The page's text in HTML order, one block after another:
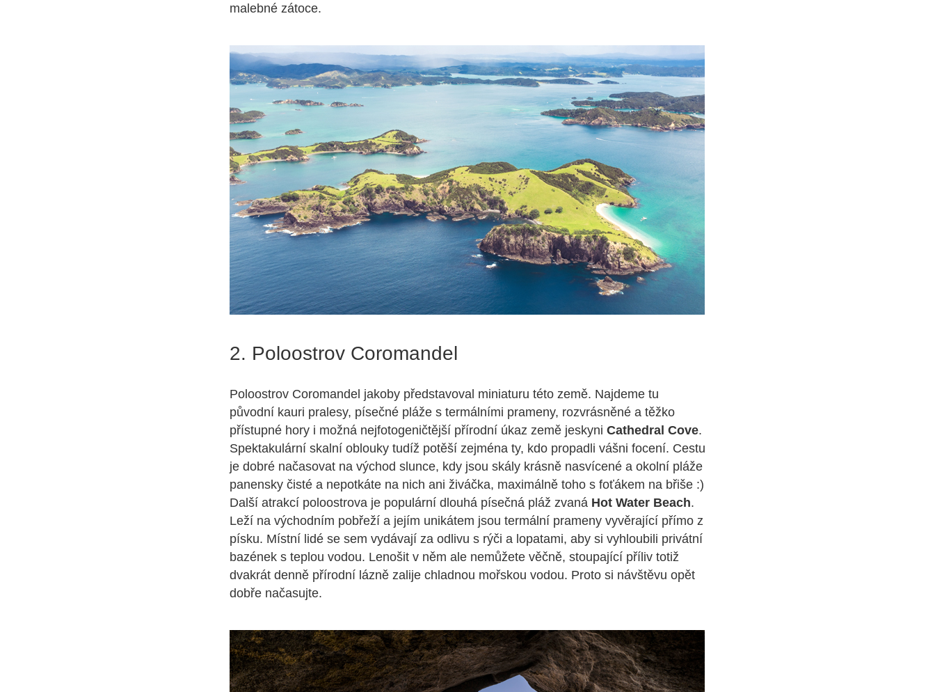
malebné zátoce.
2. Poloostrov Coromandel
Poloostrov Coromandel jakoby představoval miniaturu této země. Najdeme tu
původní kauri pralesy, písečné pláže s termálními prameny, rozvrásněné a těžko
přístupné hory i možná nejfotogeničtější přírodní úkaz země jeskyni Cathedral Cove.
Spektakulární skalní oblouky tudíž potěší zejména ty, kdo propadli vášni focení. Cestu
je dobré načasovat na východ slunce, kdy jsou skály krásně nasvícené a okolní pláže
panensky čisté a nepotkáte na nich ani živáčka, maximálně toho s foťákem na břiše :)
Další atrakcí poloostrova je populární dlouhá písečná pláž zvaná Hot Water Beach.
Leží na východním pobřeží a jejím unikátem jsou termální prameny vyvěrající přímo z
písku. Místní lidé se sem vydávají za odlivu s rýči a lopatami, aby si vyhloubili privátní
bazének s teplou vodou. Lenošit v něm ale nemůžete věčně, stoupající příliv totiž
dvakrát denně přírodní lázně zalije chladnou mořskou vodou. Proto si návštěvu opět
dobře načasujte.